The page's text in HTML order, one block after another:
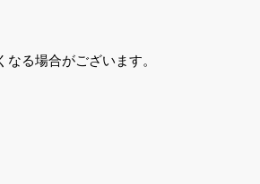
る場合がございます。